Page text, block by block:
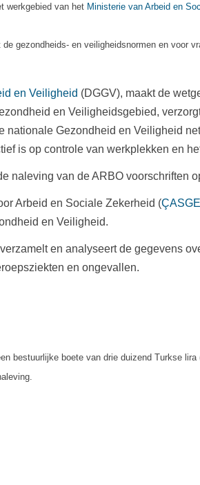
werkgebied van het Ministerie van Arbeid en
gezondheids- en veiligheidsnormen en voor
en Veiligheid (DGGV), maakt de
en Veiligheidsgebied,
nationale Gezondheid en Veiligheid
is op controle van werkplekken en
naleving van de ARBO voorschriften
Arbeid en Sociale Zekerheid (
en Veiligheid.
en analyseert de gegevens
en ongevallen.
bestuurlijke boete van drie duizend Turkse